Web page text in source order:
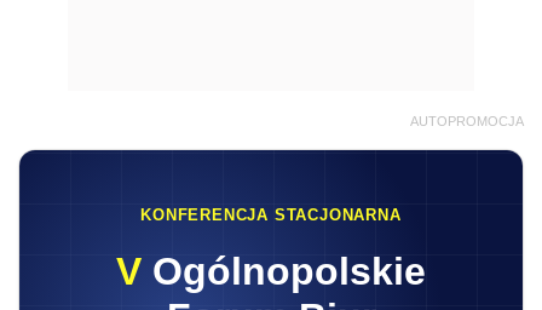
AUTOPROMOCJA
KONFERENCJA STACJONARNA
V Ogólnopolskie